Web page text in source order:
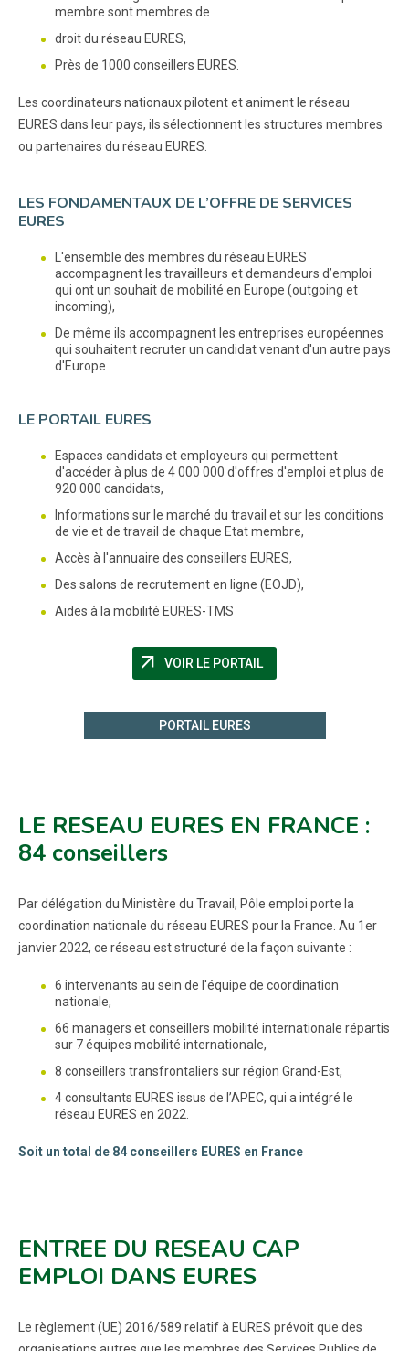
membre sont membres de
droit du réseau EURES,
Près de 1000 conseillers EURES.
Les coordinateurs nationaux pilotent et animent le réseau
EURES dans leur pays, ils sélectionnent les structures membres
ou partenaires du réseau EURES.
LES FONDAMENTAUX DE L’OFFRE DE SERVICES
EURES
L'ensemble des membres du réseau EURES
accompagnent les travailleurs et demandeurs d’emploi
qui ont un souhait de mobilité en Europe (outgoing et
incoming),
De même ils accompagnent les entreprises européennes
qui souhaitent recruter un candidat venant d'un autre pays
d'Europe
LE PORTAIL EURES
Espaces candidats et employeurs qui permettent
d'accéder à plus de 4 000 000 d'offres d'emploi et plus de
920 000 candidats,
Informations sur le marché du travail et sur les conditions
de vie et de travail de chaque Etat membre,
Accès à l'annuaire des conseillers EURES,
Des salons de recrutement en ligne (EOJD),
Aides à la mobilité EURES-TMS
arrow_outward VOIR LE PORTAIL
PORTAIL EURES
LE RESEAU EURES EN FRANCE :
84 conseillers
Par délégation du Ministère du Travail, Pôle emploi porte la
coordination nationale du réseau EURES pour la France. Au 1er
janvier 2022, ce réseau est structuré de la façon suivante :
6 intervenants au sein de l'équipe de coordination
nationale,
66 managers et conseillers mobilité internationale répartis
sur 7 équipes mobilité internationale,
8 conseillers transfrontaliers sur région Grand-Est,
4 consultants EURES issus de l’APEC, qui a intégré le
réseau EURES en 2022.
Soit un total de 84 conseillers EURES en France
ENTREE DU RESEAU CAP
EMPLOI DANS EURES
Le règlement (UE) 2016/589 relatif à EURES prévoit que des